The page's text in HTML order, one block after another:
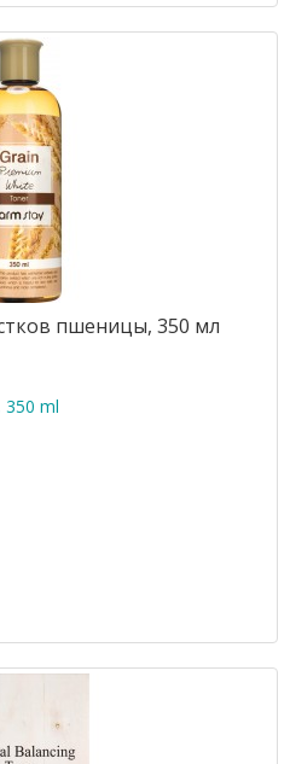
пшеницы, 350 мл
350 ml